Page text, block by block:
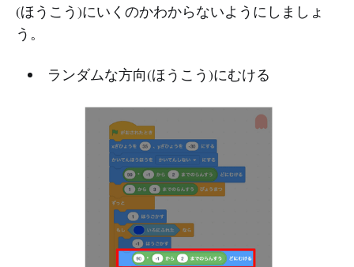
(ほうこう)にいくのかわからないようにしましょ
う。
ランダムな方向(ほうこう)にむける